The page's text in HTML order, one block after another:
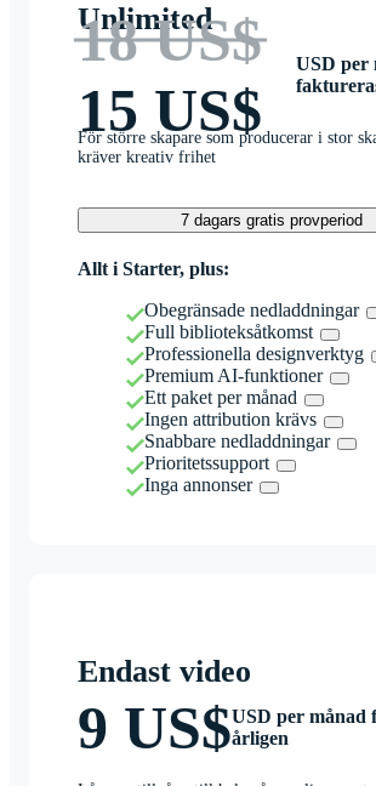
Unlimited
18 US$
15 US$
USD per
För större skapare som producerar i stor
kräver kreativ frihet
7 dagars gratis provperiod
Allt i Starter, plus:
Obegränsade nedladdningar
Full biblioteksåtkomst
Professionella designverktyg
Premium AI-funktioner
Ett paket per månad
Ingen attribution krävs
Snabbare nedladdningar
Prioritetssupport
Inga annonser
Endast video
9 US$USD per månad
årligen